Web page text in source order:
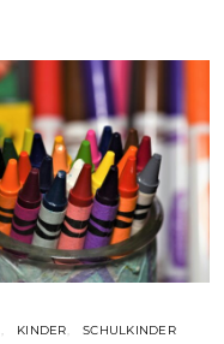
KINDER SCHULKINDER